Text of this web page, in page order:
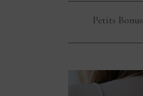
Petits Bonus